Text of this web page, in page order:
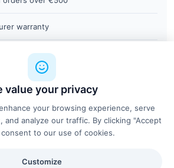
warranty
available
value your privacy
your browsing experience, serve
and analyze our traffic. By clicking "Accept
consent to our use of cookies.
Customize